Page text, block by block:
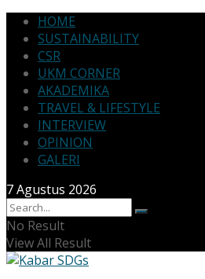
HOME
SUSTAINABILITY
CSR
UKM CORNER
AKADEMIKA
TRAVEL & LIFESTYLE
INTERVIEW
OPINION
GALERI
7 Agustus 2026
No Result
View All Result